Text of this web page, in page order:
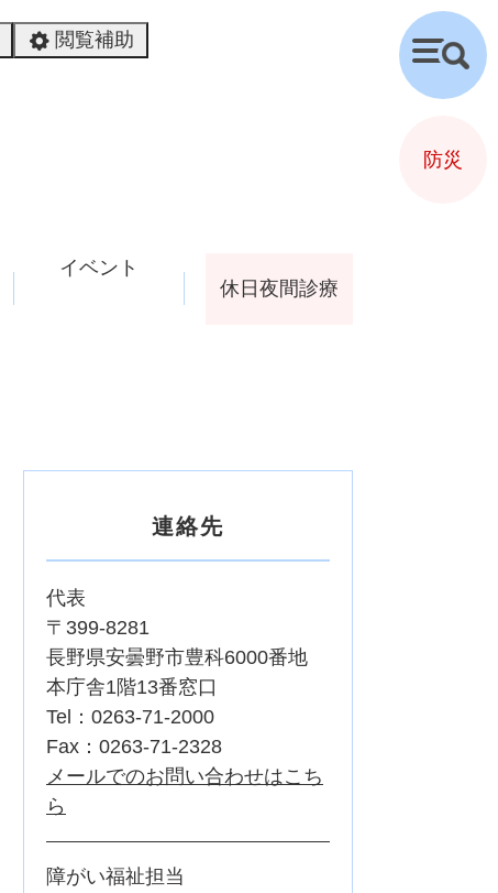
閲覧補助
イベント
休日夜間診療
連絡先
代表
〒399-8281
長野県安曇野市豊科6000番地
本庁舎1階13番窓口
Tel：0263-71-2000
Fax：0263-71-2328
メールでのお問い合わせはこち
ら
障がい福祉担当
検
索
防災